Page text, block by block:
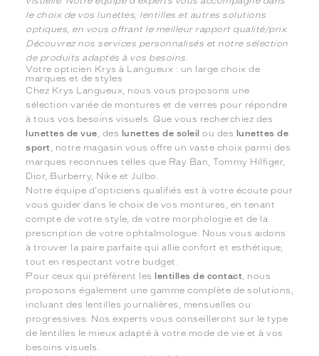
le choix de vos lunettes, lentilles et autres solutions
optiques, en vous offrant le meilleur rapport qualité/prix.
Découvrez nos services personnalisés et notre sélection
de produits adaptés à vos besoins.
Votre opticien Krys à Langueux : un large choix de
marques et de styles
Chez Krys Langueux, nous vous proposons une
sélection variée de montures et de verres pour répondre
à tous vos besoins visuels. Que vous recherchiez des
lunettes de vue, des lunettes de soleil ou des lunettes de
sport, notre magasin vous offre un vaste choix parmi des
marques reconnues telles que Ray Ban, Tommy Hilfiger,
Dior, Burberry, Nike et Julbo.
Notre équipe d'opticiens qualifiés est à votre écoute pour
vous guider dans le choix de vos montures, en tenant
compte de votre style, de votre morphologie et de la
prescription de votre ophtalmologue. Nous vous aidons
à trouver la paire parfaite qui allie confort et esthétique,
tout en respectant votre budget.
Pour ceux qui préfèrent les
lentilles de contact, nous
proposons également une gamme complète de solutions,
incluant des lentilles journalières, mensuelles ou
progressives. Nos experts vous conseilleront sur le type
de lentilles le mieux adapté à votre mode de vie et à vos
besoins visuels.